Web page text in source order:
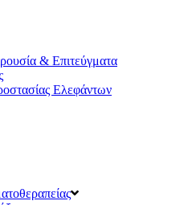
& Επιτεύγματα
Ελεφάντων